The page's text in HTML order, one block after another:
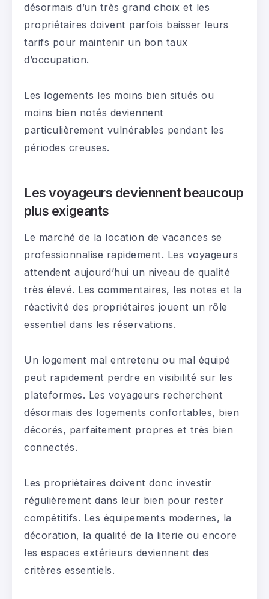
désormais d’un très grand choix et les
propriétaires doivent parfois baisser leurs
tarifs pour maintenir un bon taux
d’occupation.
Les logements les moins bien situés ou
moins bien notés deviennent
particulièrement vulnérables pendant les
périodes creuses.
Les voyageurs deviennent beaucoup
plus exigeants
Le marché de la location de vacances se
professionnalise rapidement. Les voyageurs
attendent aujourd’hui un niveau de qualité
très élevé. Les commentaires, les notes et la
réactivité des propriétaires jouent un rôle
essentiel dans les réservations.
Un logement mal entretenu ou mal équipé
peut rapidement perdre en visibilité sur les
plateformes. Les voyageurs recherchent
désormais des logements confortables, bien
décorés, parfaitement propres et très bien
connectés.
Les propriétaires doivent donc investir
régulièrement dans leur bien pour rester
compétitifs. Les équipements modernes, la
décoration, la qualité de la literie ou encore
les espaces extérieurs deviennent des
critères essentiels.